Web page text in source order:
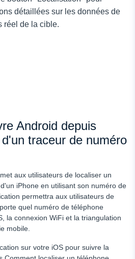
détaillées sur les données de
réel de la cible.
Android depuis
traceur de numéro
aux utilisateurs de localiser un
iPhone en utilisant son numéro de
permettra aux utilisateurs de
quel numéro de téléphone
la connexion WiFi et la triangulation
mobile.
sur votre iOS pour suivre la